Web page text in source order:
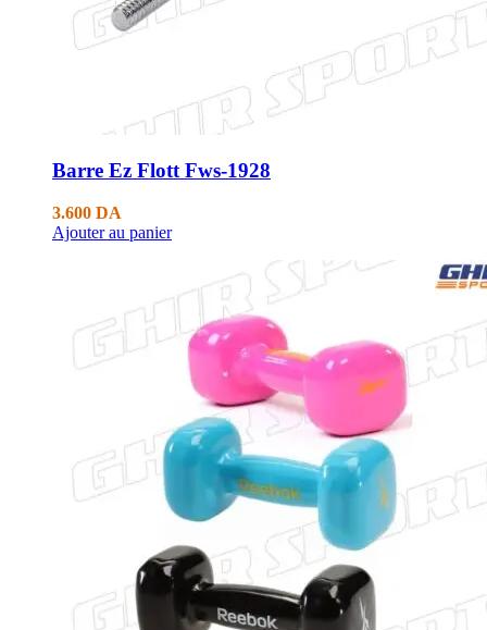
Barre Ez Flott Fws-1928
3.600 DA
Ajouter au panier